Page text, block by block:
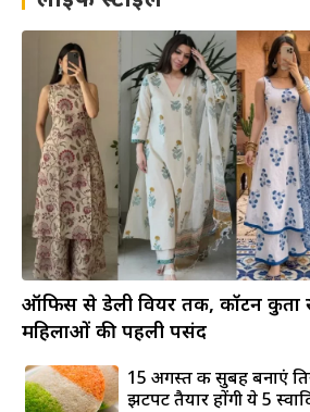
ऑफिस से डेली वियर तक, कॉटन
महिलाओं की पहली पसंद
15 अगस्त की सुबह बनाएं
झटपट तैयार होंगी ये 5